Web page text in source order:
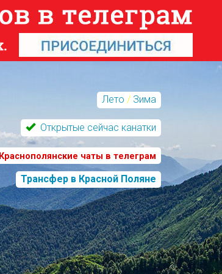
Лето / Зима
Открытые сейчас канатки
Краснополянские чаты в телеграм
Трансфер в Красной Поляне